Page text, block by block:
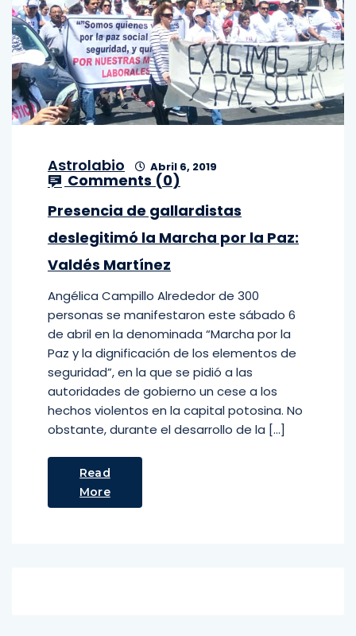
Astrolabio Abril 6, 2019
Comments (0)
Presencia de gallardistas
deslegitimó la Marcha por la Paz:
Valdés Martínez
Angélica Campillo Alrededor de 300
personas se manifestaron este sábado 6
de abril en la denominada “Marcha por la
Paz y la dignificación de los elementos de
seguridad”, en la que se pidió a las
autoridades de gobierno un cese a los
hechos violentos en la capital potosina. No
obstante, durante el desarrollo de la […]
Read
More